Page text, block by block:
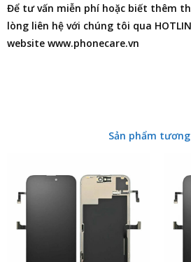
Để tư vấn miễn phí hoặc biết thêm
lòng liên hệ với chúng tôi qua
website www.phonecare.vn
Sản phẩm